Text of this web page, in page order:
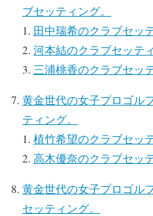
ブセッティング。
田中瑞希のクラブセッ
河本結のクラブセッテ
三浦桃香のクラブセッ
黄金世代の女子プロゴル
ティング。
植竹希望のクラブセッ
高木優奈のクラブセッ
黄金世代の女子プロゴル
セッティング。